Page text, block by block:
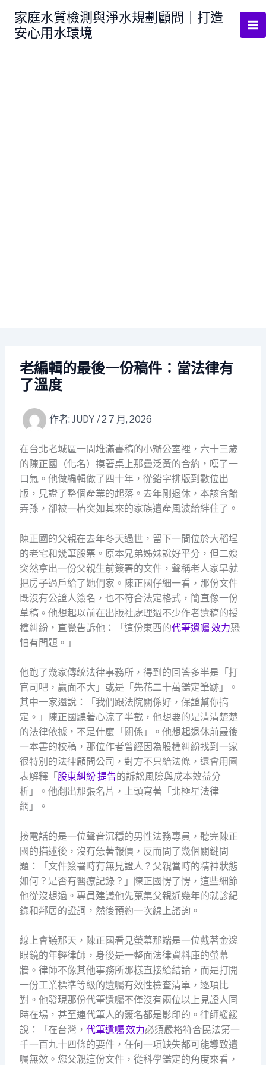
家庭水質檢測與淨水規劃顧問｜打造
安心用水環境
老編輯的最後一份稿件：當法律有
了溫度
作者: JUDY /2 7 月, 2026
在台北老城區一間堆滿書稿的小辦公室裡，六十三歲
的陳正國（化名）摸著桌上那疊泛黃的合約，嘆了一
口氣。他做編輯做了四十年，從鉛字排版到數位出
版，見證了整個產業的起落。去年剛退休，本該含飴
弄孫，卻被一樁突如其來的家族遺產風波給絆住了。
陳正國的父親在去年冬天過世，留下一間位於大稻埕
的老宅和幾筆股票。原本兄弟姊妹說好平分，但二嫂
突然拿出一份父親生前簽署的文件，聲稱老人家早就
把房子過戶給了她們家。陳正國仔細一看，那份文件
既沒有公證人簽名，也不符合法定格式，簡直像一份
草稿。他想起以前在出版社處理過不少作者遺稿的授
權糾紛，直覺告訴他：「這份東西的代筆遺囑 效力恐
怕有問題。」
他跑了幾家傳統法律事務所，得到的回答多半是「打
官司吧，贏面不大」或是「先花二十萬鑑定筆跡」。
其中一家還說：「我們跟法院關係好，保證幫你搞
定。」陳正國聽著心涼了半截，他想要的是清清楚楚
的法律依據，不是什麼「關係」。他想起退休前最後
一本書的校稿，那位作者曾經因為股權糾紛找到一家
很特別的法律顧問公司，對方不只給法條，還會用圖
表解釋「 股東糾紛 提告的訴訟風險與成本效益分
析」。他翻出那張名片，上頭寫著「北極星法律
網」。
接電話的是一位聲音沉穩的男性法務專員，聽完陳正
國的描述後，沒有急著報價，反而問了幾個關鍵問
題：「文件簽署時有無見證人？父親當時的精神狀態
如何？是否有醫療記錄？」陳正國愣了愣，這些細節
他從沒想過。專員建議他先蒐集父親近幾年的就診紀
錄和鄰居的證詞，然後預約一次線上諮詢。
線上會議那天，陳正國看見螢幕那端是一位戴著金邊
眼鏡的年輕律師，身後是一整面法律資料庫的螢幕
牆。律師不像其他事務所那樣直接給結論，而是打開
一份工業標準等級的遺囑有效性檢查清單，逐項比
對。他發現那份代筆遺囑不僅沒有兩位以上見證人同
時在場，甚至連代筆人的簽名都是影印的。律師緩緩
說：「在台灣， 代筆遺囑 效力必須嚴格符合民法第一
千一百九十四條的要件，任何一項缺失都可能導致遺
囑無效。您父親這份文件，從科學鑑定的角度來看，